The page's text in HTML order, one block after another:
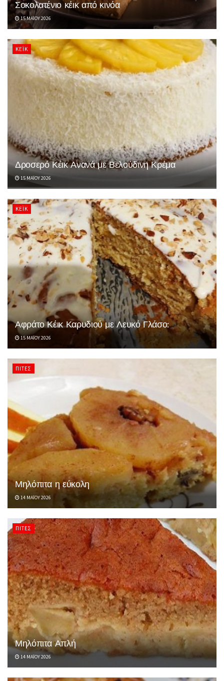
Σοκολατένιο κέικ από κινόα
15 ΜΑΪ́ΟΥ 2026
ΚΈΙΚ
Δροσερό Κέικ Ανανά με Βελούδινη Κρέμα
15 ΜΑΪ́ΟΥ 2026
ΚΈΙΚ
Αφράτο Κέικ Καρυδιού με Λευκό Γλάσο:
15 ΜΑΪ́ΟΥ 2026
ΠΊΤΕΣ
Μηλόπιτα η εύκολη
14 ΜΑΪ́ΟΥ 2026
ΠΊΤΕΣ
Μηλόπιτα Απλή
14 ΜΑΪ́ΟΥ 2026